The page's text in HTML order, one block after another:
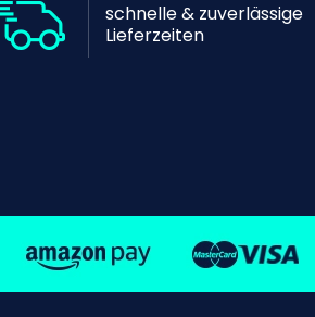
schnelle & zuverlässige
Lieferzeiten